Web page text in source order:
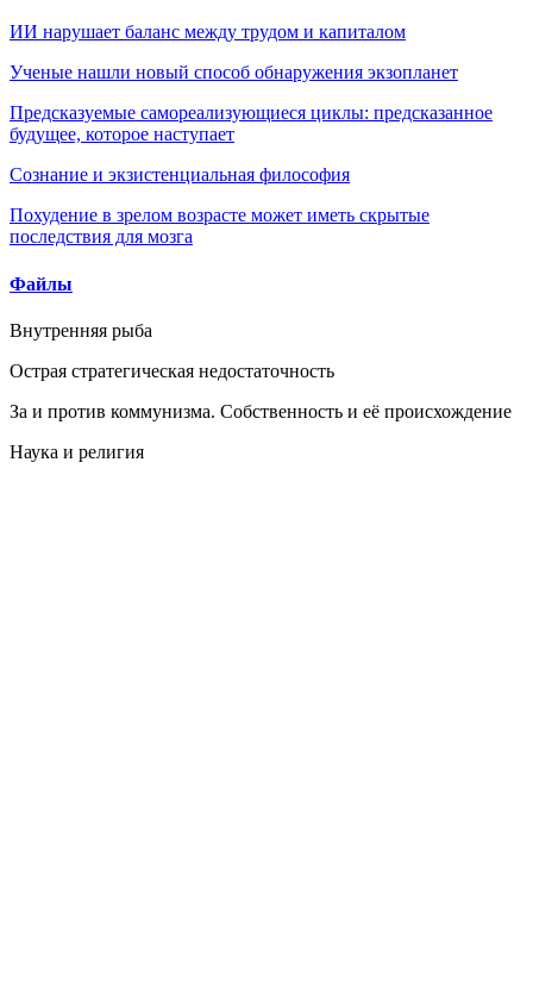
ИИ нарушает баланс между трудом и капиталом
Ученые нашли новый способ обнаружения экзопланет
Предсказуемые самореализующиеся циклы: предсказанное
будущее, которое наступает
Сознание и экзистенциальная философия
Похудение в зрелом возрасте может иметь скрытые
последствия для мозга
Файлы
Внутренняя рыба
Острая стратегическая недостаточность
За и против коммунизма. Собственность и её происхождение
Наука и религия